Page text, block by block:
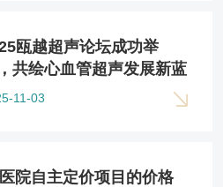
瓯越超声论坛成功举
共绘心血管超声发展新蓝
11-03
院自主定价项目的价格